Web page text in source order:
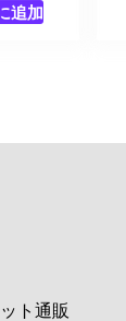
追加
ト通販